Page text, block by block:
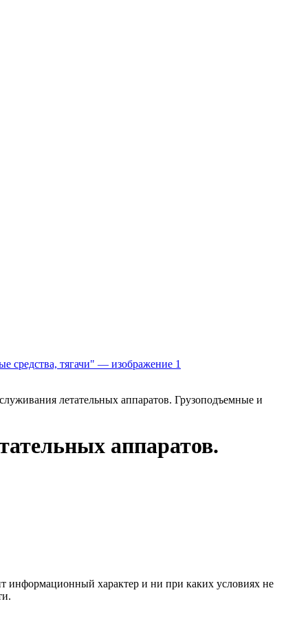
летательных аппаратов. Грузоподъемные и
аппаратов.
информационный характер и ни при каких условиях не